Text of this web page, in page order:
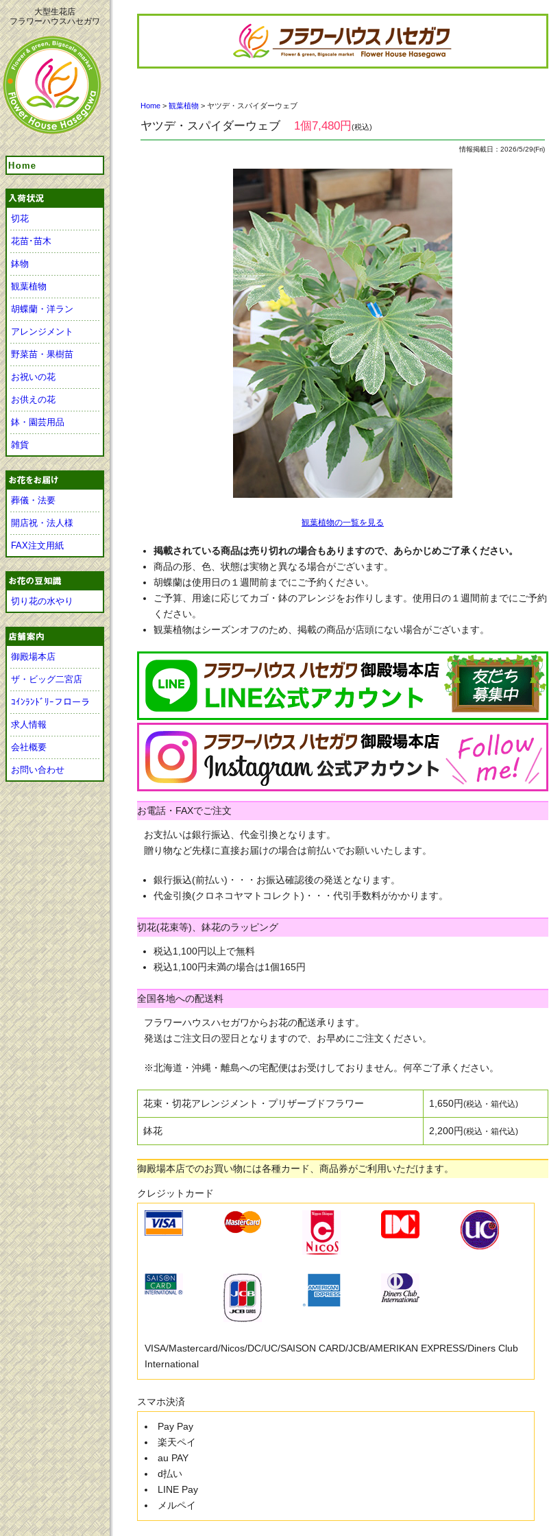
大型生花店
フラワーハウスハセガワ
切花
花苗･苗木
鉢物
観葉植物
胡蝶蘭・洋ラン
アレンジメント
野菜苗・果樹苗
お祝いの花
お供えの花
鉢・園芸用品
雑貨
葬儀・法要
開店祝・法人様
FAX注文用紙
切り花の水やり
御殿場本店
ザ・ビッグ二宮店
ｺｲﾝﾗﾝﾄﾞﾘｰフローラ
求人情報
会社概要
お問い合わせ
Home > 観葉植物 > ヤツデ・スパイダーウェブ
ヤツデ・スパイダーウェブ 1個7,480円 (税込)
情報掲載日：2026/5/29(Fri)
観葉植物の一覧を見る
掲載されている商品は売り切れの場合もありますので、あらかじめご了承ください。
商品の形、色、状態は実物と異なる場合がございます。
胡蝶蘭は使用日の１週間前までにご予約ください。
ご予算、用途に応じてカゴ・鉢のアレンジをお作りします。使用日の１週間前までにご予約
ください。
観葉植物はシーズンオフのため、掲載の商品が店頭にない場合がございます。
お電話・FAXでご注文
お支払いは銀行振込、代金引換となります。
贈り物など先様に直接お届けの場合は前払いでお願いいたします。
銀行振込(前払い)・・・お振込確認後の発送となります。
代金引換(クロネコヤマトコレクト)・・・代引手数料がかかります。
切花(花束等)、鉢花のラッピング
税込1,100円以上で無料
税込1,100円未満の場合は1個165円
全国各地への配送料
フラワーハウスハセガワからお花の配送承ります。
発送はご注文日の翌日となりますので、お早めにご注文ください。
※北海道・沖縄・離島への宅配便はお受けしておりません。何卒ご了承ください。
花束・切花アレンジメント・プリザーブドフラワー 1,650円(税込・箱代込)
鉢花 2,200円(税込・箱代込)
御殿場本店でのお買い物には各種カード、商品券がご利用いただけます。
クレジットカード
VISA/Mastercard/Nicos/DC/UC/SAISON CARD/JCB/AMERIKAN EXPRESS/Diners Club
International
スマホ決済
Pay Pay
楽天ペイ
au PAY
d払い
LINE Pay
メルペイ